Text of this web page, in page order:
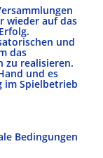
wieder auf das
und
das
zu realisieren.
und es
im Spielbetrieb
Bedingungen